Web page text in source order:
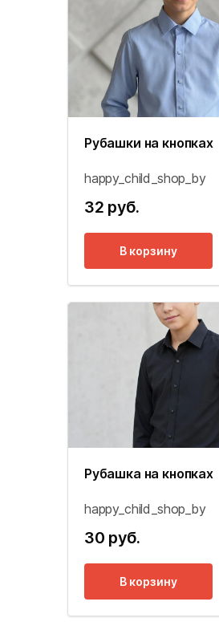
Рубашки на кнопках
happy_child_shop_by
32 руб.
В корзину
Рубашка на кнопках
happy_child_shop_by
30 руб.
В корзину